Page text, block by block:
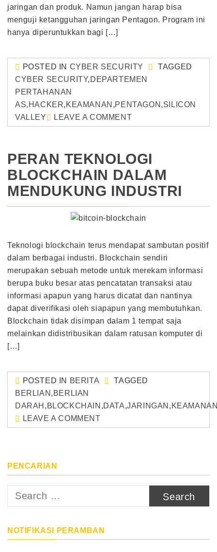
jaringan dan produk. Namun jangan harap bisa
menguji ketangguhan jaringan Pentagon. Program ini
hanya diperuntukkan bagi […]
POSTED IN CYBER SECURITY
TAGGED
CYBER SECURITY, DEPARTEMEN
PERTAHANAN
AS, HACKER, KEAMANAN ,PENTAGON ,SILICON
VALLEY
LEAVE A COMMENT
PERAN TEKNOLOGI
BLOCKCHAIN DALAM
MENDUKUNG INDUSTRI
Teknologi blockchain terus mendapat sambutan positif
dalam berbagai industri. Blockchain sendiri
merupakan sebuah metode untuk merekam informasi
berupa buku besar atas pencatatan transaksi atau
informasi apapun yang harus dicatat dan nantinya
dapat diverifikasi oleh siapapun yang membutuhkan.
Blockchain tidak disimpan dalam 1 tempat saja
melainkan didistribusikan dalam ratusan komputer di
[…]
POSTED IN BERITA
TAGGED
BERLIAN , BERLIAN
DARAH , BLOCKCHAIN ,DATA,JARINGAN ,
LEAVE A COMMENT
PENCARIAN
Search
NOTIFIKASI PERAMBAN